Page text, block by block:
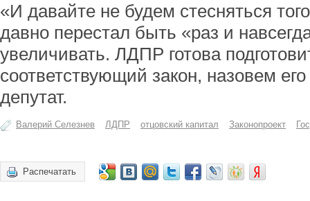
«И давайте не будем стесняться
давно перестал быть «раз и
увеличивать. ЛДПР готова
соответствующий закон, назовем
депутат.
Валерий Селезнев ЛДПР отцовский капитал Законопроект
Распечатать